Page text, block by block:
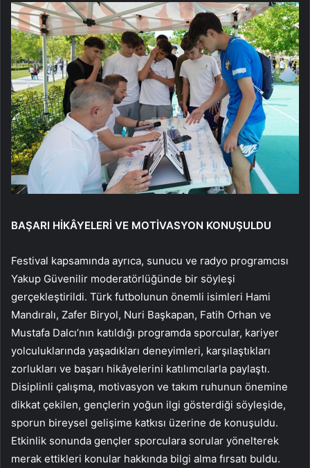
BAŞARI HİKÂYELERİ VE MOTİVASYON KONUŞULDU
Festival kapsamında ayrıca, sunucu ve radyo programcısı
Yakup Güvenilir moderatörlüğünde bir söyleşi
gerçekleştirildi. Türk futbolunun önemli isimleri Hami
Mandıralı, Zafer Biryol, Nuri Başkapan, Fatih Orhan ve
Mustafa Dalcı’nın katıldığı programda sporcular, kariyer
yolculuklarında yaşadıkları deneyimleri, karşılaştıkları
zorlukları ve başarı hikâyelerini katılımcılarla paylaştı.
Disiplinli çalışma, motivasyon ve takım ruhunun önemine
dikkat çekilen, gençlerin yoğun ilgi gösterdiği söyleşide,
sporun bireysel gelişime katkısı üzerine de konuşuldu.
Etkinlik sonunda gençler sporculara sorular yönelterek
merak ettikleri konular hakkında bilgi alma fırsatı buldu.